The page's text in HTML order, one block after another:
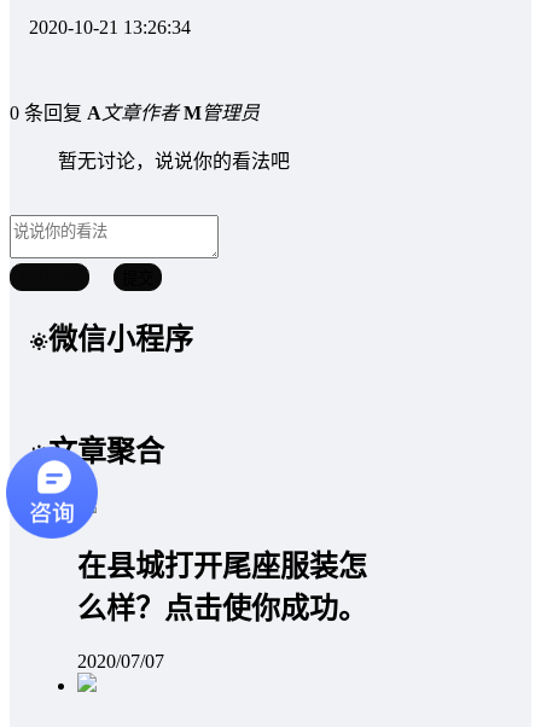
2020-10-21 13:26:34
0 条回复 A文章作者 M管理员
暂无讨论，说说你的看法吧
微信小程序
文章聚合
在县城打开尾座服装怎
么样？点击使你成功。
2020/07/07